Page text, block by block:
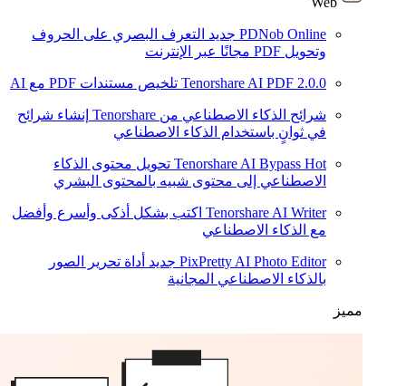
PDNob Online جديد التعرف البصري على الحروف
وتحويل PDF مجانًا عبر الإنترنت
Tenorshare AI PDF 2.0.0 تلخيص مستندات PDF مع AI
شرائح الذكاء الاصطناعي من Tenorshare
إنشاء شرائح
في ثوانٍ باستخدام الذكاء الاصطناعي
Tenorshare AI Bypass Hot
تحويل محتوى الذكاء
الاصطناعي إلى محتوى شبيه بالمحتوى البشري
Tenorshare AI Writer اكتب بشكل أذكى وأسرع وأفضل
مع الذكاء الاصطناعي
PixPretty AI Photo Editor جديد أداة تحرير الصور
بالذكاء الاصطناعي المجانية
مميز